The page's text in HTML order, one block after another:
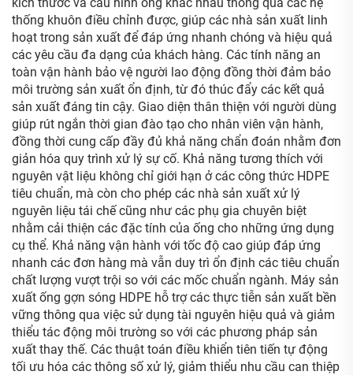
thống khuôn điều chỉnh được, giúp các nhà sản xuất linh
hoạt trong sản xuất để đáp ứng nhanh chóng và hiệu quả
các yêu cầu đa dạng của khách hàng. Các tính năng an
toàn vận hành bảo vệ người lao động đồng thời đảm bảo
môi trường sản xuất ổn định, từ đó thúc đẩy các kết quả
sản xuất đáng tin cậy. Giao diện thân thiện với người dùng
giúp rút ngắn thời gian đào tạo cho nhân viên vận hành,
đồng thời cung cấp đầy đủ khả năng chẩn đoán nhằm đơn
giản hóa quy trình xử lý sự cố. Khả năng tương thích với
nguyên vật liệu không chỉ giới hạn ở các công thức HDPE
tiêu chuẩn, mà còn cho phép các nhà sản xuất xử lý
nguyên liệu tái chế cũng như các phụ gia chuyên biệt
nhằm cải thiện các đặc tính của ống cho những ứng dụng
cụ thể. Khả năng vận hành với tốc độ cao giúp đáp ứng
nhanh các đơn hàng mà vẫn duy trì ổn định các tiêu chuẩn
chất lượng vượt trội so với các mốc chuẩn ngành. Máy sản
xuất ống gợn sóng HDPE hỗ trợ các thực tiễn sản xuất bền
vững thông qua việc sử dụng tài nguyên hiệu quả và giảm
thiểu tác động môi trường so với các phương pháp sản
xuất thay thế. Các thuật toán điều khiển tiên tiến tự động
tối ưu hóa các thông số xử lý, giảm thiểu nhu cầu can thiệp